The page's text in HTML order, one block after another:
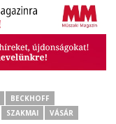
BECKHOFF
SZAKMAI
VÁSÁR